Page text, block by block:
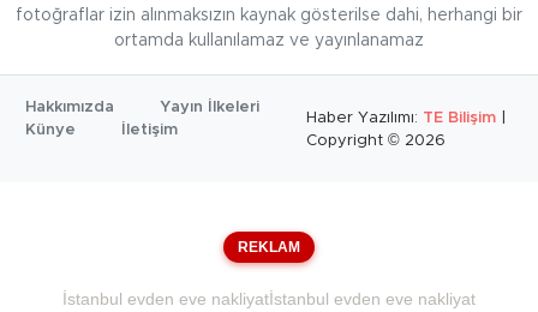
fotoğraflar izin alınmaksızın kaynak gösterilse dahi, herhangi bir
ortamda kullanılamaz ve yayınlanamaz
Hakkımızda
Yayın İlkeleri
Künye
İletişim
Haber Yazılımı: TE Bilişim
Copyright © 2026
REKLAM
İstanbul evden eve nakliyatİstanbul evden eve nakliyat